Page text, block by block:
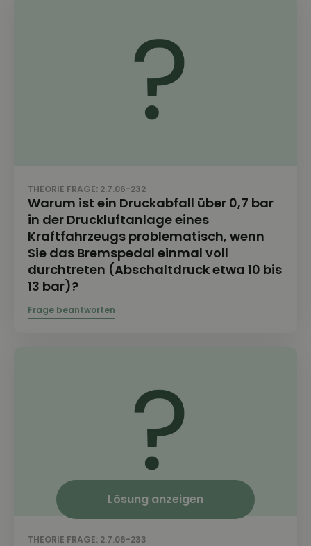
Lösung anzeigen
THEORIE FRAGE: 2.7.06-232
Warum ist ein Druckabfall über 0,7 bar
in der Druckluftanlage eines
Kraftfahrzeugs problematisch, wenn
Sie das Bremspedal einmal voll
durchtreten (Abschaltdruck etwa 10 bis
13 bar)?
THEORIE FRAGE: 2.7.06-233